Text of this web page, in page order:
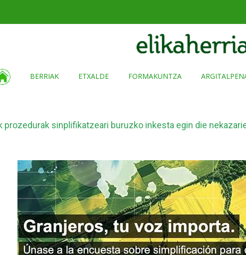
BERRIAK ETXALDE FORMAKUNTZA
prozedurak sinplifikatzeari buruzko inkesta egin die